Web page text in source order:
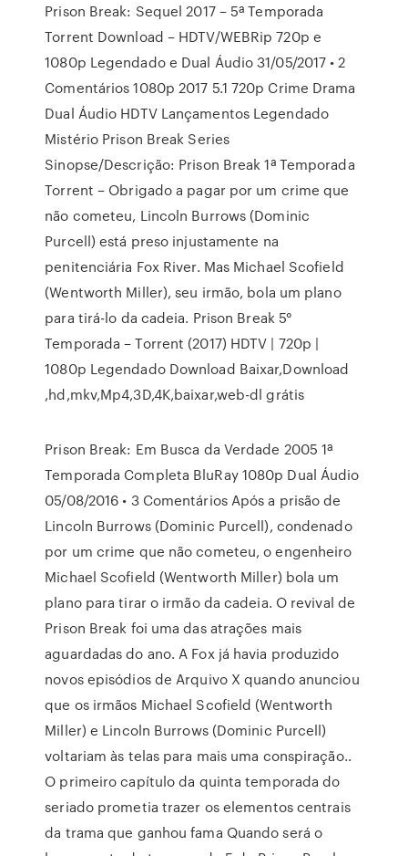
Prison Break: Sequel 2017 – 5ª Temporada
Torrent Download – HDTV/WEBRip 720p e
1080p Legendado e Dual Áudio 31/05/2017 • 2
Comentários 1080p 2017 5.1 720p Crime Drama
Dual Áudio HDTV Lançamentos Legendado
Mistério Prison Break Series
Sinopse/Descrição: Prison Break 1ª Temporada
Torrent – Obrigado a pagar por um crime que
não cometeu, Lincoln Burrows (Dominic
Purcell) está preso injustamente na
penitenciária Fox River. Mas Michael Scofield
(Wentworth Miller), seu irmão, bola um plano
para tirá-lo da cadeia. Prison Break 5°
Temporada – Torrent (2017) HDTV | 720p |
1080p Legendado Download Baixar,Download
,hd,mkv,Mp4,3D,4K,baixar,web-dl grátis
Prison Break: Em Busca da Verdade 2005 1ª
Temporada Completa BluRay 1080p Dual Áudio
05/08/2016 • 3 Comentários Após a prisão de
Lincoln Burrows (Dominic Purcell), condenado
por um crime que não cometeu, o engenheiro
Michael Scofield (Wentworth Miller) bola um
plano para tirar o irmão da cadeia. O revival de
Prison Break foi uma das atrações mais
aguardadas do ano. A Fox já havia produzido
novos episódios de Arquivo X quando anunciou
que os irmãos Michael Scofield (Wentworth
Miller) e Lincoln Burrows (Dominic Purcell)
voltariam às telas para mais uma conspiração..
O primeiro capítulo da quinta temporada do
seriado prometia trazer os elementos centrais
da trama que ganhou fama Quando será o